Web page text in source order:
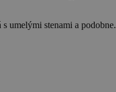
umelými stenami a podobne.